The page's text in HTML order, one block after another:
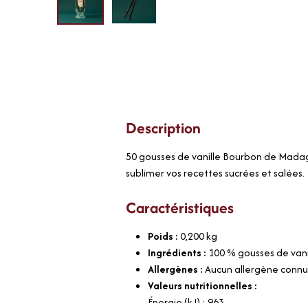
Description
50 gousses de vanille Bourbon de
sublimer vos recettes sucrées et salées.
Caractéristiques
Poids :0,200kg
Ingrédients : 100 % gousses de
Allergènes :Aucun allergène connu
Valeurs nutritionnelles :